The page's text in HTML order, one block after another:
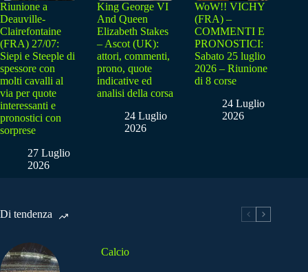
Riunione a
Deauville-
Clairefontaine
(FRA) 27/07:
Siepi e Steeple di
spessore con
molti cavalli al
via per quote
interessanti e
pronostici con
sorprese
27 Luglio
2026
King George VI
And Queen
Elizabeth Stakes
– Ascot (UK):
attori, commenti,
prono, quote
indicative ed
analisi della corsa
24 Luglio
2026
WoW!! VICHY
(FRA) –
COMMENTI E
PRONOSTICI:
Sabato 25 luglio
2026 – Riunione
di 8 corse
24 Luglio
2026
Di tendenza
Calcio